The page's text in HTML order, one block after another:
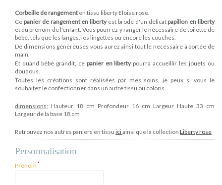
Corbeille de rangementen tissu liberty Eloise rose.
Ce panier de rangement en libertyest brodé d'un délicat papillon en liberty
et du prénom de l'enfant. Vous pourrez y ranger le nécessaire de toilette de
bébé, tels que les langes, les lingettes ou encore les couches.
De dimensions généreuses vous aurez ainsi tout le necessaire à portée de
main.
Et quand bébé grandit, ce panier en libertypourra accueillir les jouets ou
doudous.
Toutes les créations sont réalisées par mes soins, je peux si vous le
souhaitez le confectionner dans un autre tissu ou coloris.
dimensions: Hauteur 18 cm Profondeur 16 cm Largeur Haute 33 cm
Largeur de la base 18 cm
Retrouvez nos autres paniers en tissu iciainsi que la collection Liberty rose
Personnalisation
Prénom *